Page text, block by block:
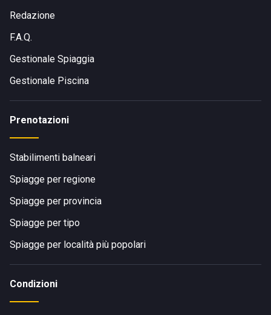
Redazione
F.A.Q.
Gestionale Spiaggia
Gestionale Piscina
Prenotazioni
Stabilimenti balneari
Spiagge per regione
Spiagge per provincia
Spiagge per tipo
Spiagge per località più popolari
Condizioni